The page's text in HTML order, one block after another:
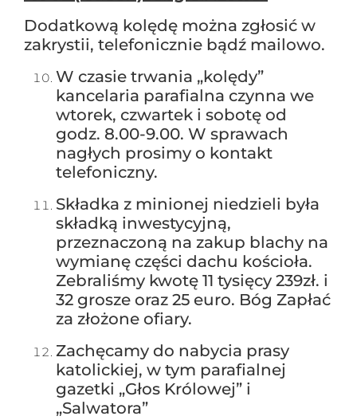
Dodatkową kolędę można zgłosić w
zakrystii, telefonicznie bądź mailowo.
W czasie trwania „kolędy”
kancelaria parafialna czynna we
wtorek, czwartek i sobotę od
godz. 8.00-9.00. W sprawach
nagłych prosimy o kontakt
telefoniczny.
Składka z minionej niedzieli była
składką inwestycyjną,
przeznaczoną na zakup blachy na
wymianę części dachu kościoła.
Zebraliśmy kwotę 11 tysięcy 239zł. i
32 grosze oraz 25 euro. Bóg Zapłać
za złożone ofiary.
Zachęcamy do nabycia prasy
katolickiej, w tym parafialnej
gazetki „Głos Królowej” i
„Salwatora”